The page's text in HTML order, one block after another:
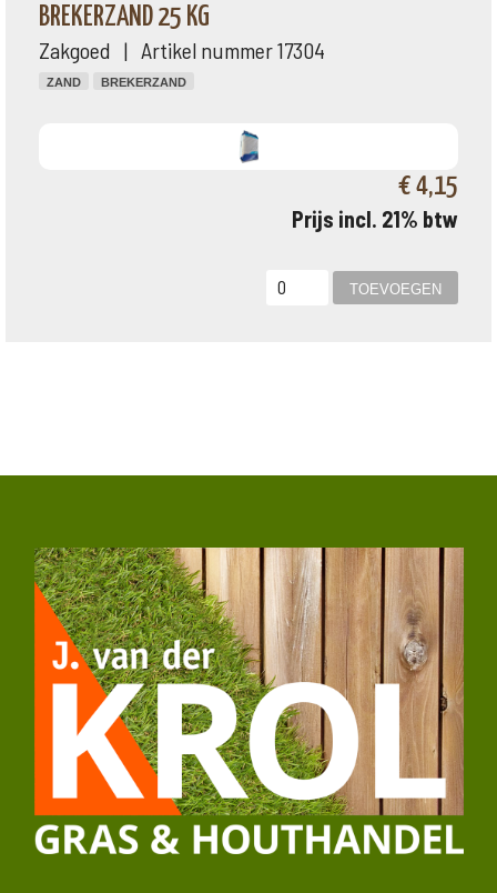
BREKERZAND 25 KG
Zakgoed | Artikel nummer 17304
ZAND BREKERZAND
€ 4,15
Prijs incl. 21% btw